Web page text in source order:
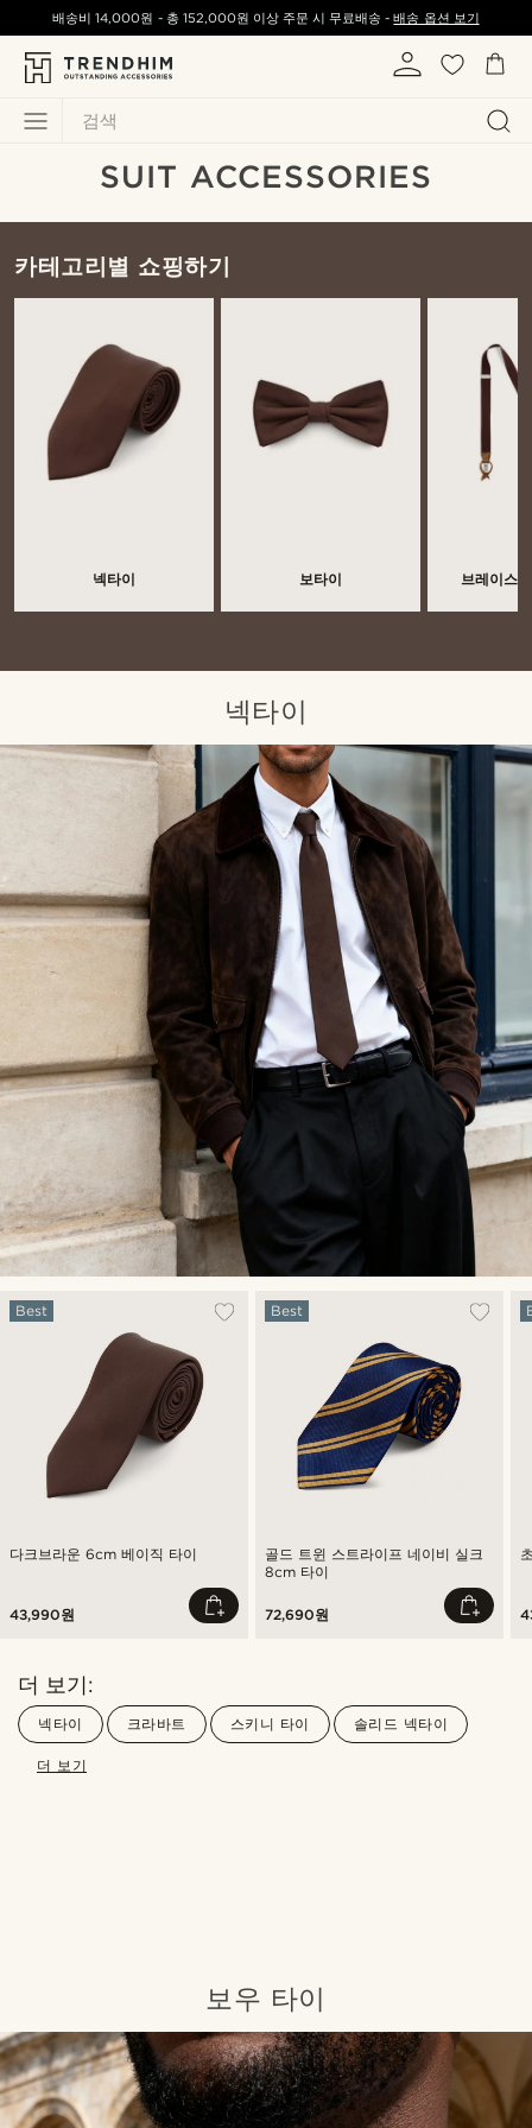
검색
배송비14,000원 - 총 152,000원 이상 주문 시 무료배송 -배송 옵션 보기
SUIT ACCESSORIES
카테고리별 쇼핑하기
넥타이 보타이 브레이스
넥타이
다크브라운 6cm 베이직 타이
Best
43,990원
골드 트윈 스트라이프 네이비 실크
8cm 타이
Best
72,690원
더 보기:
넥타이 크라바트 스키니 타이 솔리드 넥타이
더 보기
보우 타이